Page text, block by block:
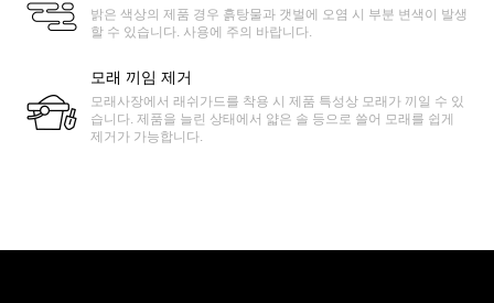
밝은 색상의 제품 경우 흙탕물과 갯벌에 오염 시 부분 변색이 발생
할 수 있습니다. 사용에 주의 바랍니다.
모래 끼임 제거
모래사장에서 래쉬가드를 착용 시 제품 특성상 모래가 끼일 수 있
습니다. 제품을 늘린 상태에서 얇은 솔 등으로 쓸어 모래를 쉽게
제거가 가능합니다.